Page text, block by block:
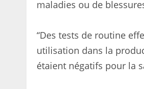
maladies ou de
“Des tests de routine
utilisation dans la
étaient négatifs pour la